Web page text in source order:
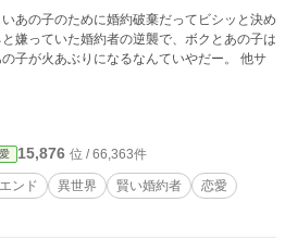
あの子のために婚約破棄だってビシッと決め
嫌っていた婚約者の逆襲で、ボクとあの子は
が火あぶりになるなんていやだー。 他サ
15,876 位 / 66,363件
ンド 異世界 賢い婚約者
恋愛